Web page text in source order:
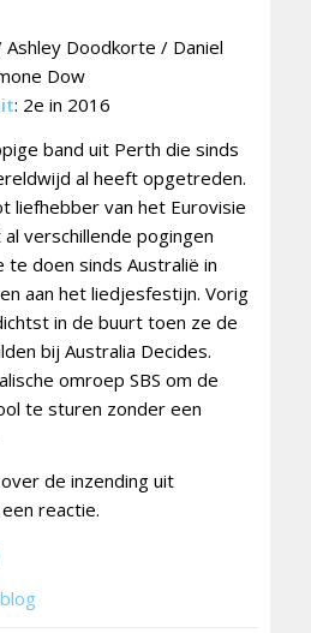
Ashley Doodkorte / Daniel
Dow
: 2e in 2016
band uit Perth die sinds
al heeft opgetreden.
liefhebber van het Eurovisie
verschillende pogingen
doen sinds Australië in
aan het liedjesfestijn. Vorig
in de buurt toen ze de
bij Australia Decides.
omroep SBS om de
te sturen zonder een
de inzending uit
reactie.